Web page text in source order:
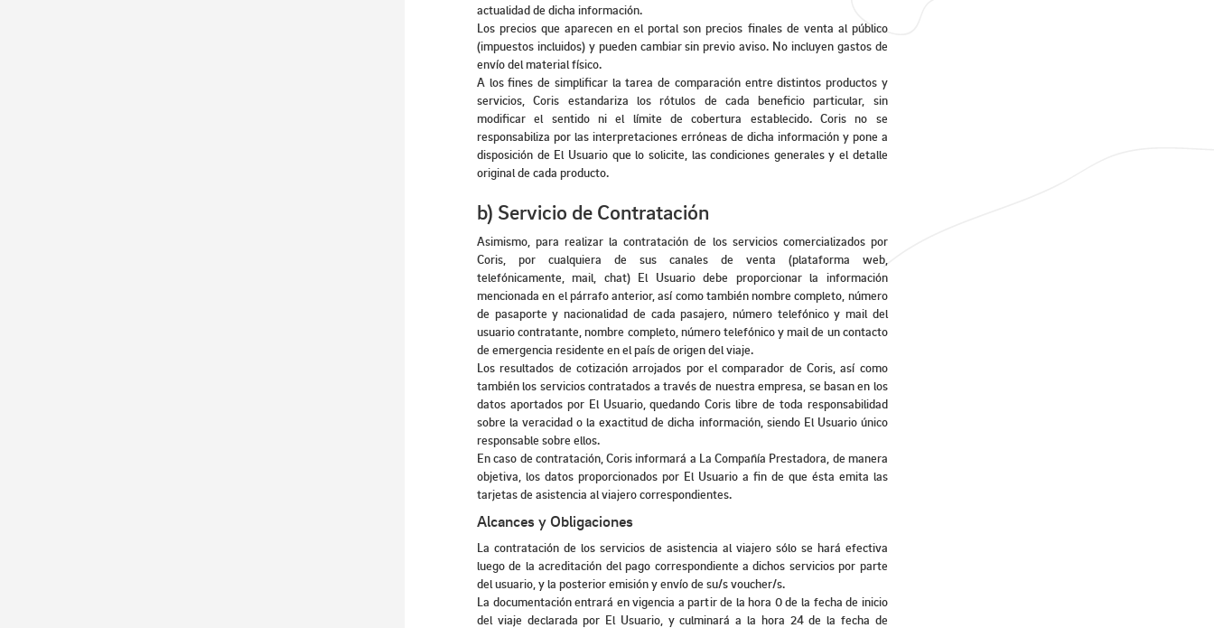
actualidad de dicha información.
Los precios que aparecen en el portal son precios finales de venta al público
(impuestos incluidos) y pueden cambiar sin previo aviso. No incluyen gastos de
envío del material físico.
A los fines de simplificar la tarea de comparación entre distintos productos y
servicios, Coris estandariza los rótulos de cada beneficio particular, sin
modificar el sentido ni el límite de cobertura establecido. Coris no se
responsabiliza por las interpretaciones erróneas de dicha información y pone a
disposición de El Usuario que lo solicite, las condiciones generales y el detalle
original de cada producto.
b) Servicio de Contratación
Asimismo, para realizar la contratación de los servicios comercializados por
Coris, por cualquiera de sus canales de venta (plataforma web,
telefónicamente, mail, chat) El Usuario debe proporcionar la información
mencionada en el párrafo anterior, así como también nombre completo, número
de pasaporte y nacionalidad de cada pasajero, número telefónico y mail del
usuario contratante, nombre completo, número telefónico y mail de un contacto
de emergencia residente en el país de origen del viaje.
Los resultados de cotización arrojados por el comparador de Coris, así como
también los servicios contratados a través de nuestra empresa, se basan en los
datos aportados por El Usuario, quedando Coris libre de toda responsabilidad
sobre la veracidad o la exactitud de dicha información, siendo El Usuario único
responsable sobre ellos.
En caso de contratación, Coris informará a La Compañía Prestadora, de manera
objetiva, los datos proporcionados por El Usuario a fin de que ésta emita las
tarjetas de asistencia al viajero correspondientes.
Alcances y Obligaciones
La contratación de los servicios de asistencia al viajero sólo se hará efectiva
luego de la acreditación del pago correspondiente a dichos servicios por parte
del usuario, y la posterior emisión y envío de su/s voucher/s.
La documentación entrará en vigencia a partir de la hora 0 de la fecha de inicio
del viaje declarada por El Usuario, y culminará a la hora 24 de la fecha de